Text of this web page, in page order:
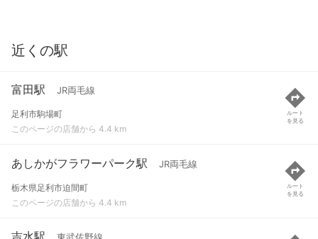
近くの駅
富田駅 JR両毛線
足利市駒場町
このページの店舗から 4.4 km
ルート
を見る
あしかがフラワーパーク駅 JR両毛線
栃木県足利市迫間町
このページの店舗から 4.4 km
ルート
を見る
吉水駅